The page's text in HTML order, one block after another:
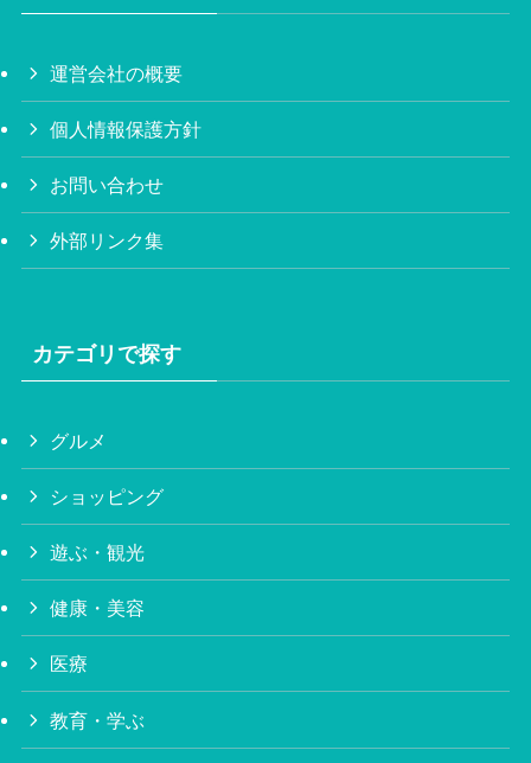
運営会社の概要
個人情報保護方針
お問い合わせ
外部リンク集
カテゴリで探す
グルメ
ショッピング
遊ぶ・観光
健康・美容
医療
教育・学ぶ